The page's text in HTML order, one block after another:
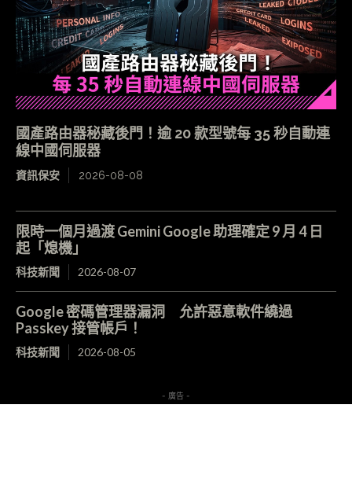
國產路由器秘藏後門！逾 20 款型號每 35 秒自動連
線中國伺服器
資訊保安 2026-08-08
限時一個月過渡 Gemini Google 助理確定 9 月 4 日
起「熄機」
科技新聞 2026-08-07
Google 密碼管理器漏洞 允許惡意軟件繞過
Passkey 接管帳戶！
科技新聞 2026-08-05
- 廣告 -